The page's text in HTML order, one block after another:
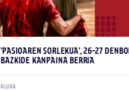
'PASIOAREN SORLEKUA', 26-27
BAZKIDE KANPAINA BERRIA
KLUBA